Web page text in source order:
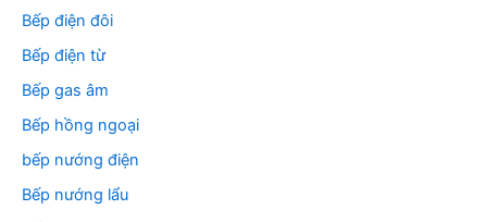
Bếp điện đôi
Bếp điện từ
Bếp gas âm
Bếp hồng ngoại
bếp nướng điện
Bếp nướng lẩu